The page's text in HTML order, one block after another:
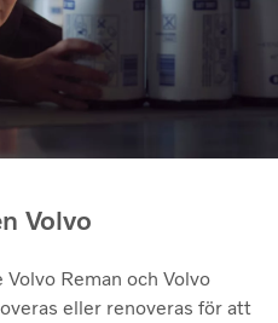
Volvo
Reman och Volvo
eller renoveras för att